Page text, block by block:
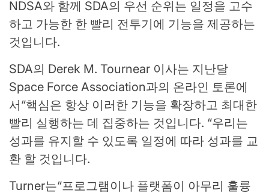
NDSA와 함께 SDA의 우선 순위는 일정을 고수
하고 가능한 한 빨리 전투기에 기능을 제공하는
것입니다.
SDA의 Derek M. Tournear 이사는 지난달
Space Force Association과의 온라인 토론에
서“핵심은 항상 이러한 기능을 확장하고 최대한
빨리 실행하는 데 집중하는 것입니다. “우리는
성과를 유지할 수 있도록 일정에 따라 성과를 교
환 할 것입니다.
Turner는“프로그램이나 플랫폼이 아무리 훌륭